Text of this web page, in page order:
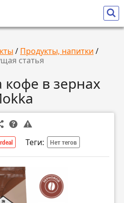
/ Продукты, напитки /
статья
в зернах
Теги: Нет тегов